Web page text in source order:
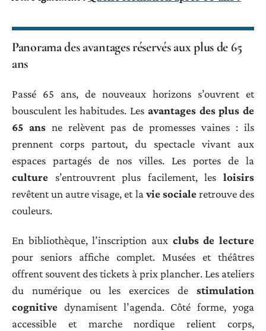
Panorama des avantages réservés aux plus de 65
ans
Passé 65 ans, de nouveaux horizons s’ouvrent et
bousculent les habitudes. Les avantages des plus de
65 ans ne relèvent pas de promesses vaines : ils
prennent corps partout, du spectacle vivant aux
espaces partagés de nos villes. Les portes de la
culture s’entrouvrent plus facilement, les loisirs
revêtent un autre visage, et la vie socialeretrouve des
couleurs.
En bibliothèque, l’inscription aux clubs de lecture
pour seniors affiche complet. Musées et théâtres
offrent souvent des tickets à prix plancher. Les ateliers
du numérique ou les exercices de stimulation
cognitive dynamisent l’agenda. Côté forme, yoga
accessible et marche nordique relient corps,